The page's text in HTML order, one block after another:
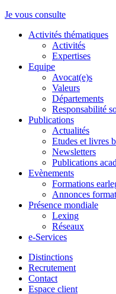
Je vous consulte
Activités thématiques
Activités
Expertises
Equipe
Avocat(e)s
Valeurs
Départements
Responsabilité
Publications
Actualités
Etudes et livres
Newsletters
Publications
Evènements
Formations
Annonces
Présence mondiale
Lexing
Réseaux
e-Services
Distinctions
Recrutement
Contact
Espace client